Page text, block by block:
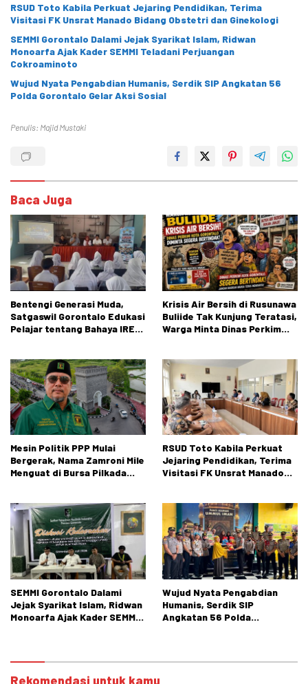
RSUD Toto Kabila Perkuat Jejaring Pendidikan, Terima
Visitasi FK Unsrat Manado Bidang Obstetri dan Ginekologi
SEMMI Gorontalo Dalami Jejak Syarikat Islam, Ridwan
Monoarfa Ajak Kader SEMMI Teladani Perjuangan
Cokroaminoto
Wujud Nyata Pengabdian Humanis, Serdik SIP Angkatan 56
Polda Gorontalo Gelar Aksi Sosial
Penulis: Majid Mustaki
Baca Juga
Bentengi Generasi Muda,
Satgaswil Gorontalo Edukasi
Pelajar tentang Bahaya IRET,
Krisis Air Bersih di Rusunawa
Buliide Tak Kunjung Teratasi,
Warga Minta Dinas Perkim
Mesin Politik PPP Mulai
Bergerak, Nama Zamroni Mile
Menguat di Bursa Pilkada
RSUD Toto Kabila Perkuat
Jejaring Pendidikan, Terima
Visitasi FK Unsrat Manado
SEMMI Gorontalo Dalami
Jejak Syarikat Islam, Ridwan
Monoarfa Ajak Kader SEMMI
Wujud Nyata Pengabdian
Humanis, Serdik SIP
Angkatan 56 Polda
Rekomendasi untuk kamu